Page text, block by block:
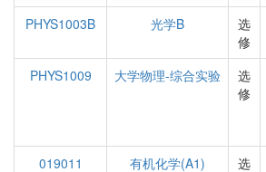
PHYS1003B
光学B
选
修
PHYS1009
大学物理-综合实验
选
修
019011 有机化学(A1)
选